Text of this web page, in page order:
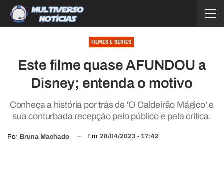
FILMES E SÉRIES
Este filme quase AFUNDOU a
Disney; entenda o motivo
Conheça a história por trás de 'O Caldeirão Mágico' e
sua conturbada recepção pelo público e pela crítica.
Por Bruna Machado Em 28/04/2023 - 17:42